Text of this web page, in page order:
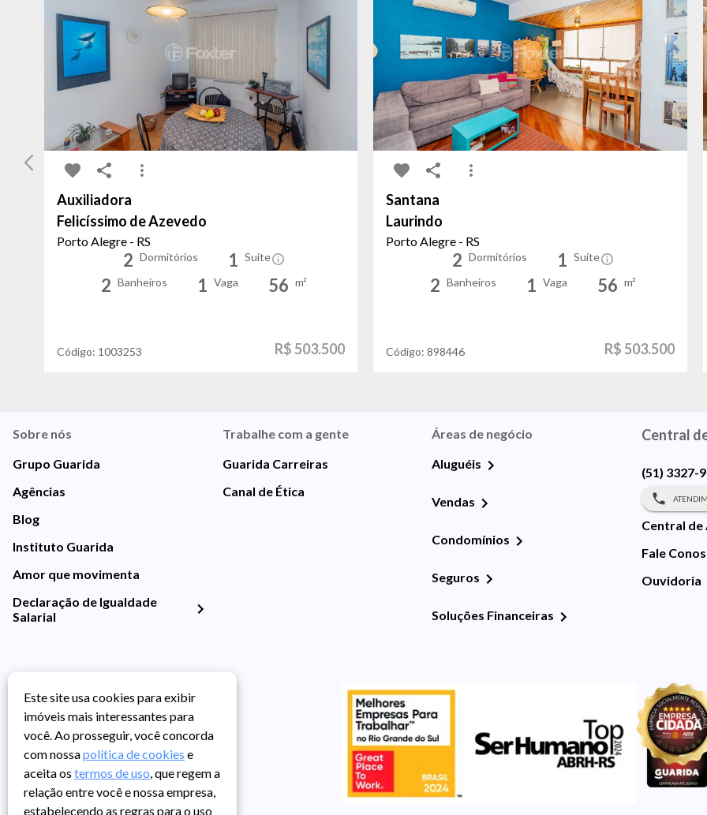
Auxiliadora
Felicíssimo de Azevedo
Porto Alegre - RS
2 Dormitórios 1 Suíte
2 Banheiros 1 Vaga 56 m²
Código: 1003253 R$ 503.500
Santana
Laurindo
Porto Alegre - RS
2 Dormitórios 1 Suíte
2 Banheiros 1 Vaga 56 m²
Código:898446 R$ 503.500
Sobre nós
Grupo Guarida
Agências
Blog
Instituto Guarida
Amor que movimenta
Declaração de Igualdade
Salarial
Trabalhe com a gente
Guarida Carreiras
Canal de Ética
Áreas de negócio
Aluguéis
Vendas
Condomínios
Seguros
Soluções Financeiras
Central
(51) 3327-
Central de
Fale
Ouvidoria
Este site usa cookies para exibir
imóveis mais interessantes para
você. Ao prosseguir, você concorda
com nossapolítica de cookies e
aceita os termos de uso, que regem a
relação entre você e nossa empresa,
estabelecendo as regras para o uso